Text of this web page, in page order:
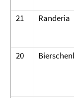
21
Randeria
20